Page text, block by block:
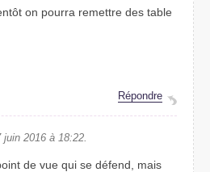
on pourra remettre des table
Répondre
2016 à 18:22.
de vue qui se défend, mais